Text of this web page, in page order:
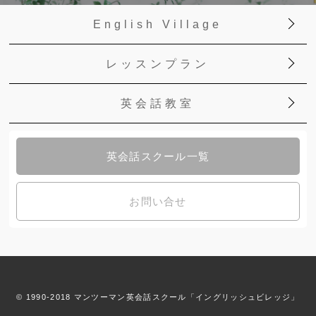
English Village
レッスンプラン
英会話教室
英会話スクール一覧
お問い合せ
© 1990-2018 マンツーマン英会話スクール「イングリッシュビレッジ」